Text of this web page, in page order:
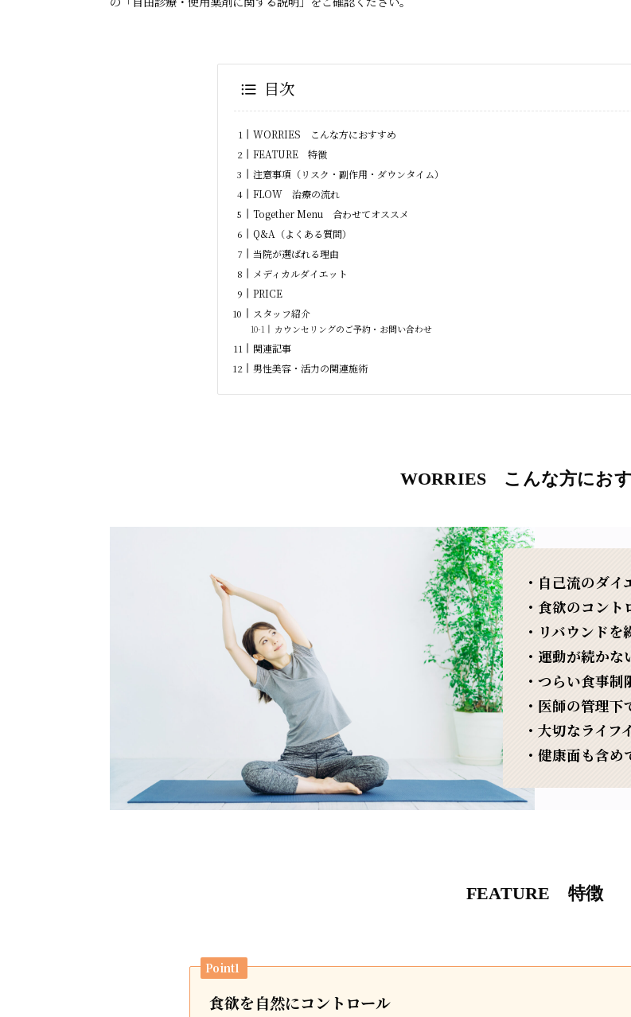
目次
WORRIES こんな方におすすめ
FEATURE 特徴
注意事項（リスク・副作用・ダウンタイム）
FLOW 治療の流れ
Together Menu 合わせてオススメ
Q&A（よくある質問）
当院が選ばれる理由
メディカルダイエット
PRICE
スタッフ紹介
カウンセリングのご予約・お問い合わせ
関連記事
男性美容・活力の関連施術
WORRIES こんな方にお
・自己流のダ
・食欲のコン
・リバウンド
・運動が続かな
・つらい食事
・医師の管理
・大切なライ
・健康面も含
FEATURE 特徴
Point1
食欲を自然にコントロール